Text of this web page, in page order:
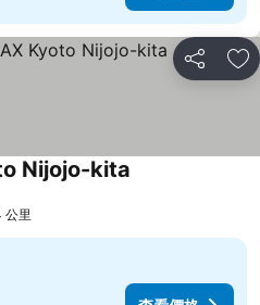
分享 放
價格
Nijojo-kita
公里